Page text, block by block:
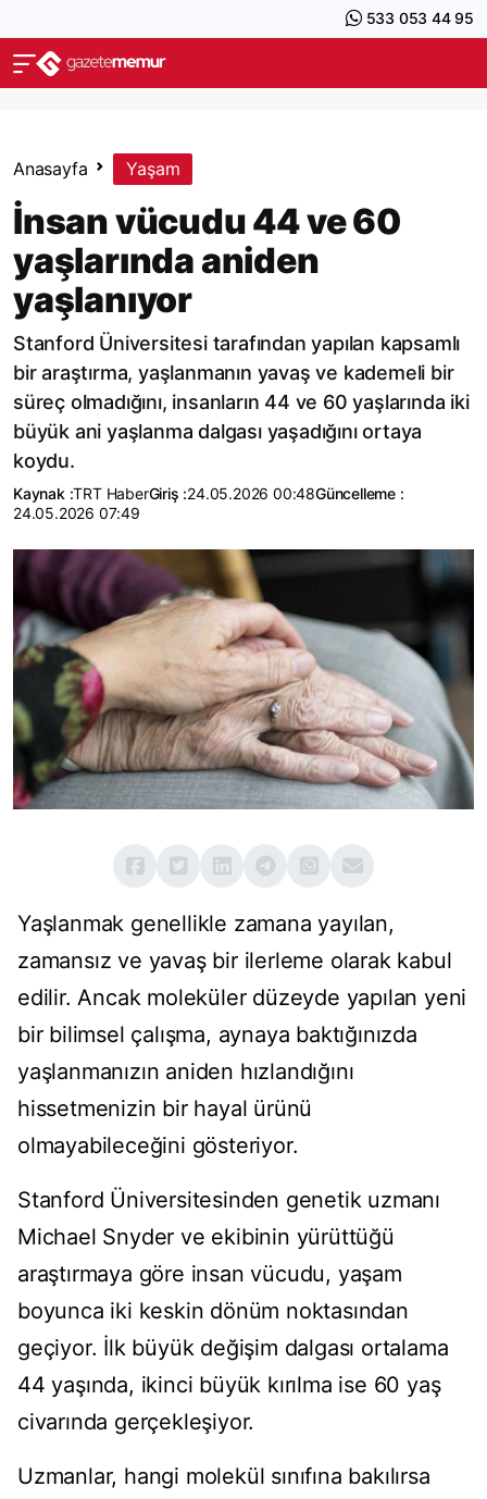
533 053 44 95
Anasayfa Yaşam
İnsan vücudu 44 ve 60
yaşlarında aniden
yaşlanıyor
Stanford Üniversitesi tarafından yapılan kapsamlı
bir araştırma, yaşlanmanın yavaş ve kademeli bir
süreç olmadığını, insanların 44 ve 60 yaşlarında iki
büyük ani yaşlanma dalgası yaşadığını ortaya
koydu.
Kaynak :TRT HaberGiriş :24.05.2026 00:48Güncelleme :
24.05.2026 07:49
Yaşlanmak genellikle zamana yayılan,
zamansız ve yavaş bir ilerleme olarak kabul
edilir. Ancak moleküler düzeyde yapılan yeni
bir bilimsel çalışma, aynaya baktığınızda
yaşlanmanızın aniden hızlandığını
hissetmenizin bir hayal ürünü
olmayabileceğini gösteriyor.
Stanford Üniversitesinden genetik uzmanı
Michael Snyder ve ekibinin yürüttüğü
araştırmaya göre insan vücudu, yaşam
boyunca iki keskin dönüm noktasından
geçiyor. İlk büyük değişim dalgası ortalama
44 yaşında, ikinci büyük kırılma ise 60 yaş
civarında gerçekleşiyor.
Uzmanlar, hangi molekül sınıfına bakılırsa